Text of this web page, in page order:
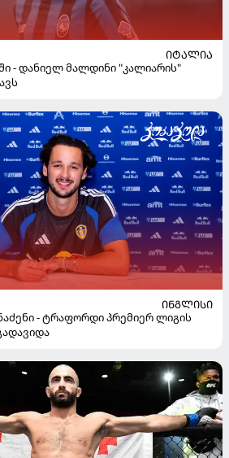
ᲘᲢᲐᲚᲘᲐ
- დანიელ მალდინი "კალიარის"
ᲘᲜᲒᲚᲘᲡᲘ
- ტრაფორდი პრემიერ ლიგის